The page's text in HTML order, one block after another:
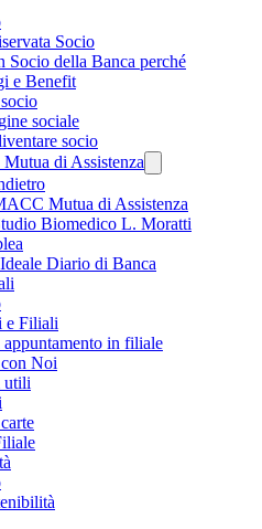
Socio
Socio della Banca perché
e Benefit
sociale
socio
di Assistenza
Mutua di Assistenza
Biomedico L. Moratti
Diario di Banca
e Filiali
appuntamento in filiale
Noi
utili